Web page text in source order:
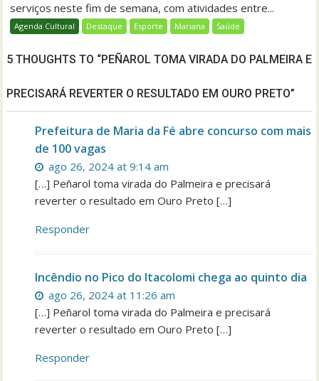
serviços neste fim de semana, com atividades entre...
Agenda Cultural Destaque Esporte Mariana Saúde
5 THOUGHTS TO “PEÑAROL TOMA VIRADA DO PALMEIRA E
PRECISARÁ REVERTER O RESULTADO EM OURO PRETO”
Prefeitura de Maria da Fé abre concurso com mais
de 100 vagas
ago 26, 2024 at 9:14 am
[…] Peñarol toma virada do Palmeira e precisará
reverter o resultado em Ouro Preto […]
Responder
Incêndio no Pico do Itacolomi chega ao quinto dia
ago 26, 2024 at 11:26 am
[…] Peñarol toma virada do Palmeira e precisará
reverter o resultado em Ouro Preto […]
Responder